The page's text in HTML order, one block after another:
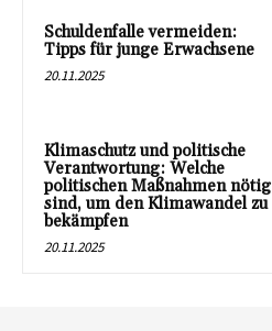
Schuldenfalle vermeiden:
Tipps für junge Erwachsene
20.11.2025
Klimaschutz und politische
Verantwortung: Welche
politischen Maßnahmen nötig
sind, um den Klimawandel zu
bekämpfen
20.11.2025